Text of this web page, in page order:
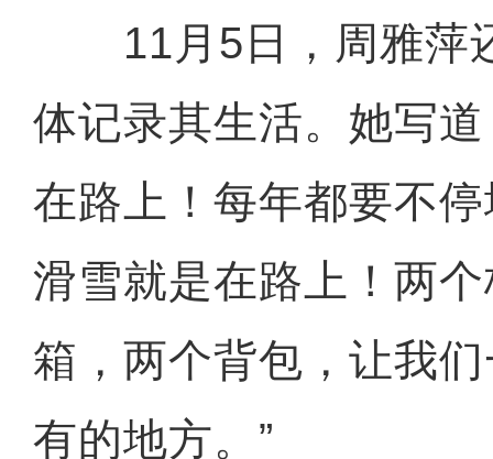
11月5日，周雅萍
体记录其生活。她写
在路上！每年都要不
滑雪就是在路上！两
箱，两个背包，让我
有的地方。”